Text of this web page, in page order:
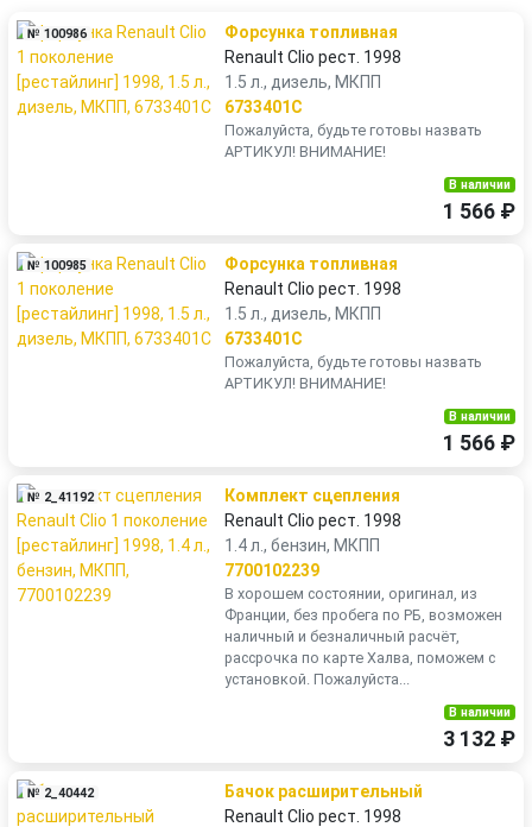
№ 100986
Форсунка топливная
Renault Clio рест. 1998
1.5 л., дизель, МКПП
6733401C
Пожалуйста, будьте готовы назвать
АРТИКУЛ! ВНИМАНИЕ!
В наличии
1 566 ₽
№ 100985
Форсунка топливная
Renault Clio рест. 1998
1.5 л., дизель, МКПП
6733401C
Пожалуйста, будьте готовы назвать
АРТИКУЛ! ВНИМАНИЕ!
В наличии
1 566 ₽
№ 2_41192
Комплект сцепления
Renault Clio рест. 1998
1.4 л., бензин, МКПП
7700102239
В хорошем состоянии, оригинал, из
Франции, без пробега по РБ, возможен
наличный и безналичный расчёт,
рассрочка по карте Халва, поможем с
установкой. Пожалуйста...
В наличии
3 132 ₽
№ 2_40442
Бачок расширительный
Renault Clio рест. 1998